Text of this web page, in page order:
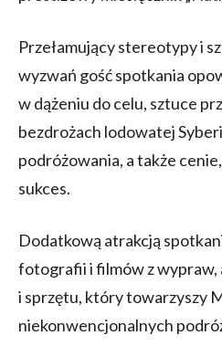
Przełamujący stereotypy i
wyzwań gość spotkania
w dążeniu do celu, sztuce
bezdrożach lodowatej
podróżowania, a także
sukces.
Dodatkową atrakcją
fotografii i filmów z wypraw,
i sprzętu, który towarzyszy
niekonwencjonalnych